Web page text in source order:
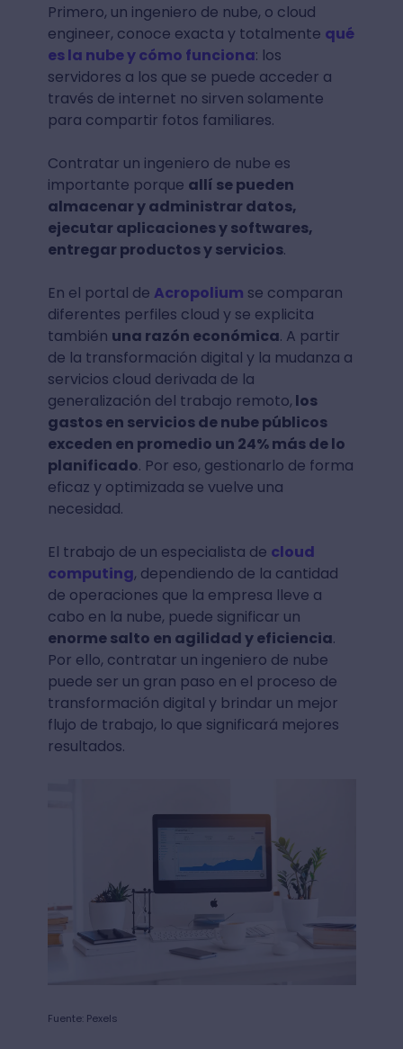
Primero, un ingeniero de nube, o cloud
engineer, conoce exacta y totalmente qué
es la nube y cómo funciona: los
servidores a los que se puede acceder a
través de internet no sirven solamente
para compartir fotos familiares.
Contratar un ingeniero de nube es
importante porque allí se pueden
almacenar y administrar datos,
ejecutar aplicaciones y softwares,
entregar productos y servicios.
En el portal de Acropolium se comparan
diferentes perfiles cloud y se explicita
también una razón económica. A partir
de la transformación digital y la mudanza a
servicios cloud derivada de la
generalización del trabajo remoto, los
gastos en servicios de nube públicos
exceden en promedio un 24% más de lo
planificado. Por eso, gestionarlo de forma
eficaz y optimizada se vuelve una
necesidad.
El trabajo de un especialista de cloud
computing, dependiendo de la cantidad
de operaciones que la empresa lleve a
cabo en la nube, puede significar un
enorme salto en agilidad y eficiencia.
Por ello, contratar un ingeniero de nube
puede ser un gran paso en el proceso de
transformación digital y brindar un mejor
flujo de trabajo, lo que significará mejores
resultados.
Fuente: Pexels